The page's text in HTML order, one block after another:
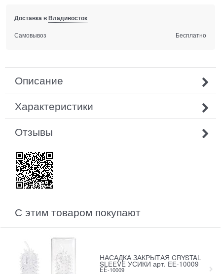
Доставка вВладивосток
Самовывоз Бесплатно
Описание
Характеристики
Отзывы
С этим товаром покупают
НАСАДКА ЗАКРЫТАЯ CRYSTAL
SLEEVE УСИКИ арт. EE-10009
EE-10009